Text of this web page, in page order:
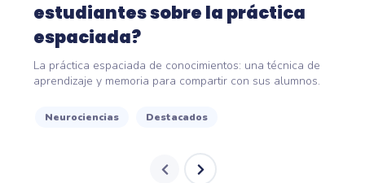
estudiantes sobre la práctica
espaciada?
La práctica espaciada de conocimientos: una técnica de
aprendizaje y memoria para compartir con sus alumnos.
Neurociencias Destacados